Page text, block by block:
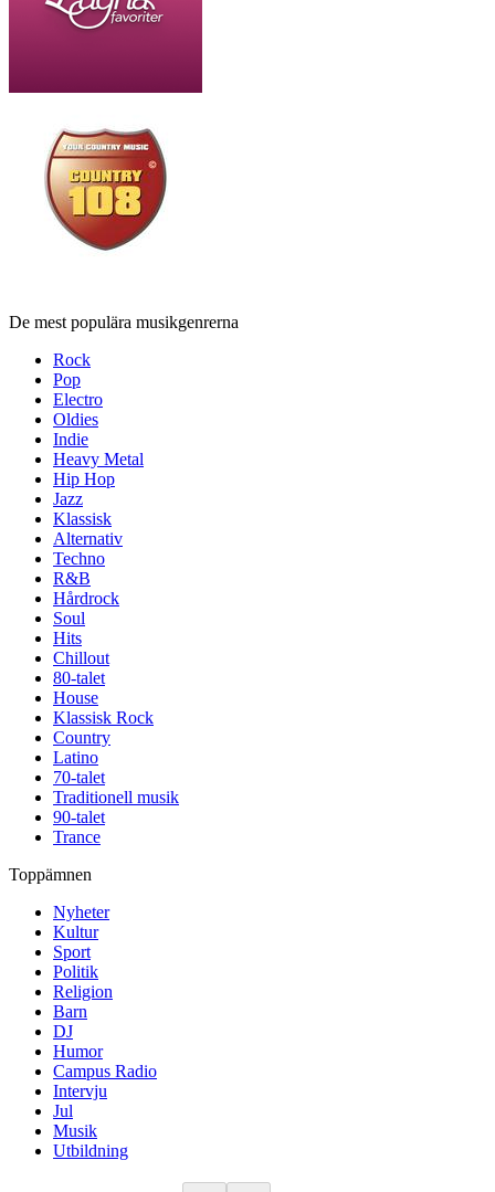
De mest populära musikgenrerna
Rock
Pop
Electro
Oldies
Indie
Heavy Metal
Hip Hop
Jazz
Klassisk
Alternativ
Techno
R&B
Hårdrock
Soul
Hits
Chillout
80-talet
House
Klassisk Rock
Country
Latino
70-talet
Traditionell musik
90-talet
Trance
Toppämnen
Nyheter
Kultur
Sport
Politik
Religion
Barn
DJ
Humor
Campus Radio
Intervju
Jul
Musik
Utbildning